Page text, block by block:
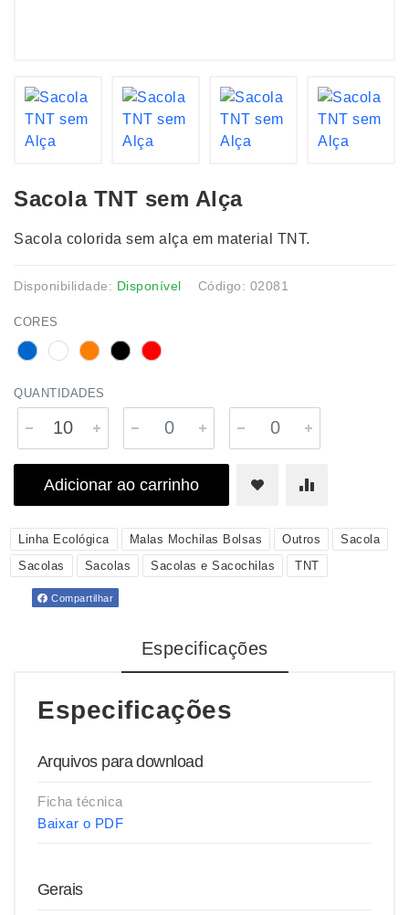
Sacola TNT sem Alça
Sacola colorida sem alça em material TNT.
Disponibilidade: Disponível Código: 02081
CORES
QUANTIDADES
Adicionar ao carrinho
Linha Ecológica Malas Mochilas Bolsas Outros
Sacola
Sacolas
Sacolas Sacolas e Sacochilas TNT
Compartilhar
Especificações
Especificações
Arquivos para download
Ficha técnica
Baixar o PDF
Gerais